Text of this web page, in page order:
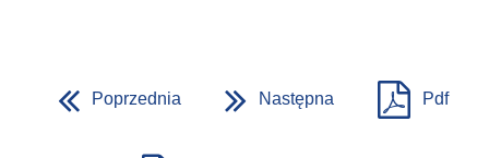
Poprzednia Następna Pdf